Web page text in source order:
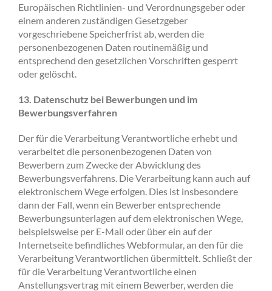
Europäischen Richtlinien- und Verordnungsgeber oder
einem anderen zuständigen Gesetzgeber
vorgeschriebene Speicherfrist ab, werden die
personenbezogenen Daten routinemäßig und
entsprechend den gesetzlichen Vorschriften gesperrt
oder gelöscht.
13. Datenschutz bei Bewerbungen und im
Bewerbungsverfahren
Der für die Verarbeitung Verantwortliche erhebt und
verarbeitet die personenbezogenen Daten von
Bewerbern zum Zwecke der Abwicklung des
Bewerbungsverfahrens. Die Verarbeitung kann auch auf
elektronischem Wege erfolgen. Dies ist insbesondere
dann der Fall, wenn ein Bewerber entsprechende
Bewerbungsunterlagen auf dem elektronischen Wege,
beispielsweise per E-Mail oder über ein auf der
Internetseite befindliches Webformular, an den für die
Verarbeitung Verantwortlichen übermittelt. Schließt der
für die Verarbeitung Verantwortliche einen
Anstellungsvertrag mit einem Bewerber, werden die